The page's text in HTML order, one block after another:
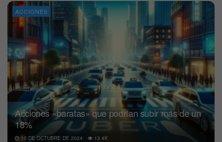
ACCIONES
Acciones «baratas» que podrían subir más de un
18%
10 DE OCTUBRE DE 2024 13.4K